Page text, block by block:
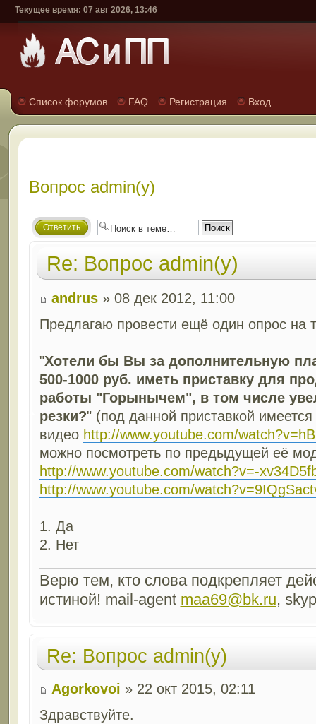
Текущее время: 07 авг 2026, 13:46
Список форумов FAQ Регистрация Вход
Вопрос admin(у)
Ответить
Re: Вопрос admin(у)
andrus» 08 дек 2012, 11:00
Предлагаю провести ещё один опрос на
"Хотели бы Вы за дополнительную
500-1000 руб. иметь приставку для
работы "Горынычем", в том числе
резки?" (под данной приставкой имеется
видео http://www.youtube.com/
можно посмотреть по предыдущей её
http://www.youtube.com/watch?v=-
http://www.youtube.com/
1. Да
2. Нет
Верю тем, кто слова подкрепляет
истиной! mail-agent maa69@bk.ru,
Re: Вопрос admin(у)
Agorkovoi » 22 окт 2015, 02:11
Здравствуйте.